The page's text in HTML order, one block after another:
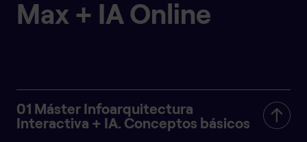
Max + IA Online
01 Máster Infoarquitectura
Interactiva + IA. Conceptos básicos